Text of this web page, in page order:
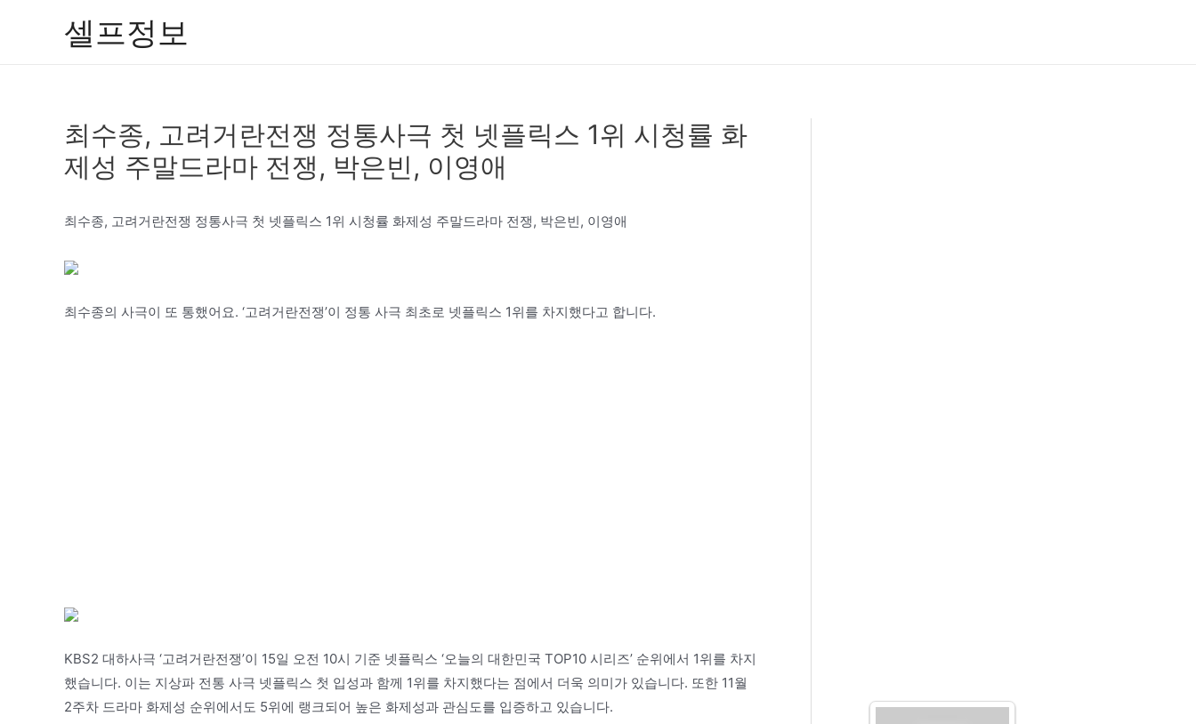
셀프정보
최수종, 고려거란전쟁 정통사극 첫 넷플릭스 1위 시청률 화
제성 주말드라마 전쟁, 박은빈, 이영애
최수종, 고려거란전쟁 정통사극 첫 넷플릭스 1위 시청률 화제성 주말드라마 전쟁, 박은빈, 이영애
최수종의 사극이 또 통했어요. ‘고려거란전쟁’이 정통 사극 최초로 넷플릭스 1위를 차지했다고 합니다.
KBS2 대하사극 ‘고려거란전쟁’이 15일 오전 10시 기준 넷플릭스 ‘오늘의 대한민국 TOP10 시리즈’ 순위에서 1위를 차지
했습니다. 이는 지상파 전통 사극 넷플릭스 첫 입성과 함께 1위를 차지했다는 점에서 더욱 의미가 있습니다. 또한 11월
2주차 드라마 화제성 순위에서도 5위에 랭크되어 높은 화제성과 관심도를 입증하고 있습니다.